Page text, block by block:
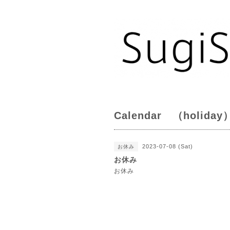
Calendar （holiday
お休み 2023-07-08 (Sat)
お休み
お休み